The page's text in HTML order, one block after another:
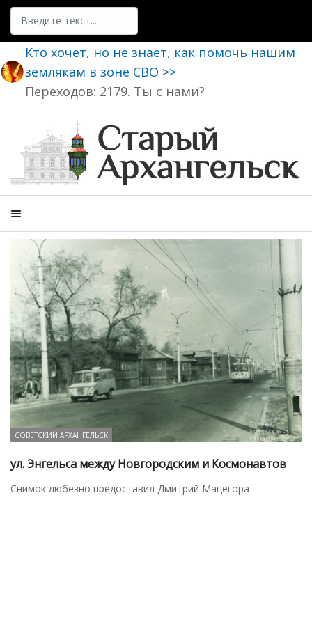
Поиск
Кто хочет, но не знает, как помочь нашим
землякам в зоне СВО >>
Переходов: 2179. Ты с нами?
СОВЕТСКИЙ АРХАНГЕЛЬСК
ул. Энгельса между Новгородским и Космонавтов
Снимок любезно предоставил Дмитрий Мацегора